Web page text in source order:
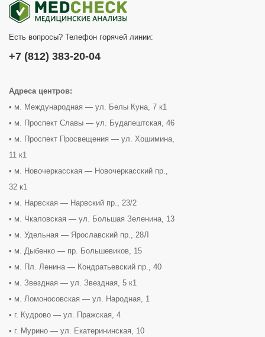
Есть вопросы? Телефон горячей линии:
+7 (812) 383-20-04
Адреса центров:
• м. Международная — ул. Белы Куна, 7 к1
• м. Проспект Славы — ул. Будапештская, 46
• м. Проспект Просвещения — ул. Хошимина,
11 к1
• м. Новочеркасская — Новочеркасский пр.,
32 к1
• м. Нарвская — Нарвский пр., 23/2
• м. Чкаловская — ул. Большая Зеленина, 13
• м. Удельная — Ярославский пр., 28Л
• м. Дыбенко — пр. Большевиков, 15
• м. Пл. Ленина — Кондратьевский пр., 40
• м. Звездная — ул. Звездная, 5 к1
• м. Ломоносовская — ул. Народная, 1
• г. Кудрово — ул. Пражская, 4
• г. Мурино — ул. Екатерининская, 10